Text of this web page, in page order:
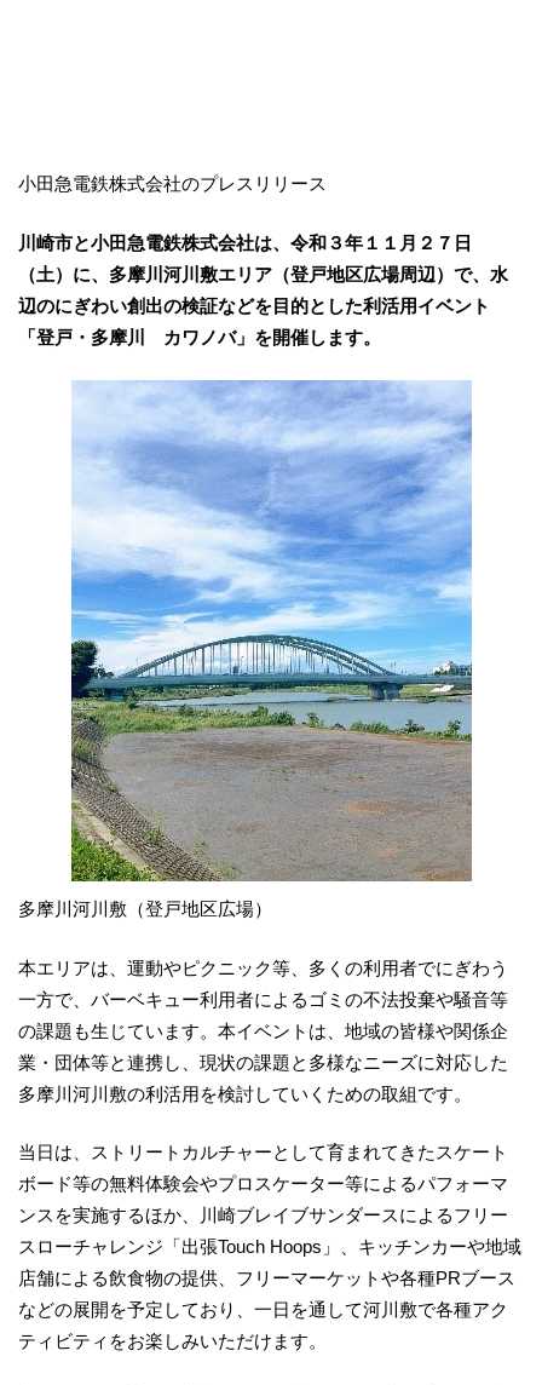
小田急電鉄株式会社のプレスリリース
川崎市と小田急電鉄株式会社は、令和３年１１月２７日
（土）に、多摩川河川敷エリア（登戸地区広場周辺）で、水
辺のにぎわい創出の検証などを目的とした利活用イベント
「登戸・多摩川 カワノバ」を開催します。
多摩川河川敷（登戸地区広場）
本エリアは、運動やピクニック等、多くの利用者でにぎわう
一方で、バーベキュー利用者によるゴミの不法投棄や騒音等
の課題も生じています。本イベントは、地域の皆様や関係企
業・団体等と連携し、現状の課題と多様なニーズに対応した
多摩川河川敷の利活用を検討していくための取組です。
当日は、ストリートカルチャーとして育まれてきたスケート
ボード等の無料体験会やプロスケーター等によるパフォーマ
ンスを実施するほか、川崎ブレイブサンダースによるフリー
スローチャレンジ「出張Touch Hoops」、キッチンカーや地域
店舗による飲食物の提供、フリーマーケットや各種PRブース
などの展開を予定しており、一日を通して河川敷で各種アク
ティビティをお楽しみいただけます。